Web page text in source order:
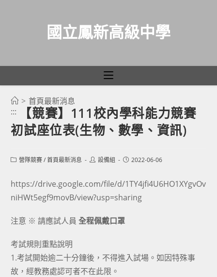
國立鳳新高級中學
> 首頁最新消息
:::
【競賽】111校內學科能力競賽
初試座位表(生物、數學、資訊)
Post營隊競賽 / 首頁最新消息
Post設備組
Post2022-06-06
https://drive.google.com/file/d/1TY4jfi4U6HO1XYgvOv
niHWt5egf9movB/view?usp=sharing
注意 ※ 請應試人員全程佩戴口罩
考試規則重點說明
1.考試開始逾二十分鐘後，不得進入試場。如因特殊事
故，經教務處認可者不在此限。